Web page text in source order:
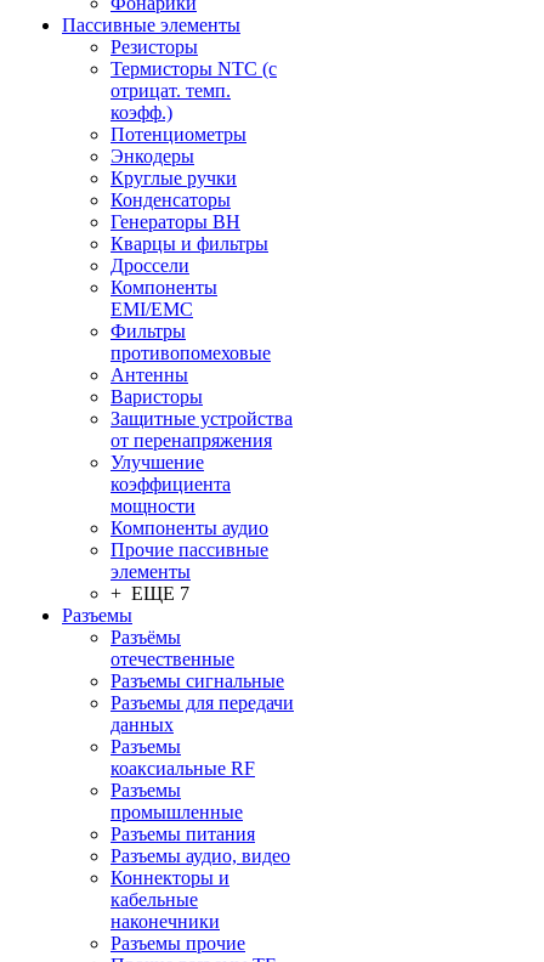
Пассивные элементы
Резисторы
Термисторы NTC (с
отрицат. темп.
коэфф.)
Потенциометры
Энкодеры
Круглые ручки
Конденсаторы
Генераторы ВН
Кварцы и фильтры
Дроссели
Компоненты
EMI/EMC
Фильтры
противопомеховые
Антенны
Варисторы
Защитные устройства
от перенапряжения
Улучшение
коэффициента
мощности
Компоненты аудио
Прочие пассивные
элементы
+ ЕЩЕ 7
Разъeмы
Разъёмы
отечественные
Разъeмы сигнальные
Разъeмы для передачи
данных
Разъeмы
коаксиальные RF
Разъeмы
промышленные
Разъeмы питания
Разъeмы аудио, видео
Коннекторы и
кабельные
наконечники
Разъeмы прочие